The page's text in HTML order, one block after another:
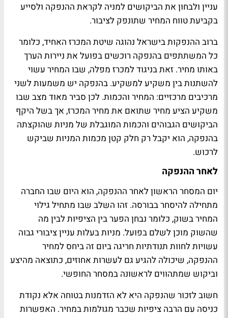
עניין ולבחון את הביקושים למניה לקראת ההנפקה ולסייע
בקביעת טווח המחיר שתונפק לציבור.
ברוב ההנפקות בישראל נהוגה שיטת המכרז האחיד, כלומר
כל המשתתפים בהנפקה רוכשים בפועל את ניירות הערך
באותו מחיר. זאת בניגוד למכרז מפלה, שבו המחיר עשוי
להשתנות בין משקיע למשקיע. בהנפקה יש משמעות לשני
מרכיבים מרכזיים: המחיר והכמות. לכן סביר מאוד מצב שבו
משקיע הציע מחיר שתואם את מחיר המכרז, אך בשל היקף
הביקושים הגבוהים והכמות המוגבלת של מניות שהוקצתה
בהנפקה, הוא יקבל רק חלק קטן מכמות המניות שביקש
לרכוש.
לאחר ההנפקה
יום המסחר הראשון לאחר ההנפקה, הוא היום שבו החברה
מתחילה להיסחר בבורסה. זהו השלב שבו מתחיל גילוי
המחיר בשוק, כלומר נבחן הפער בין הציפיות לבין מה
שהשוק מוכן לשלם בפועל. מניות בעלות עניין ציבורי גבוה
עשויות לחוות תנודתיות חריגה ביום זה ביחס למחיר
ההנפקה, שיכולה להגיע גם לעשרות אחוזים, כתוצאה מהיצע
וביקוש שמתהווים לראשונה במסחר החופשי.
חשוב לזכור שהנפקה היא לא הזדמנות בטוחה אלא נקודת
כניסה עם הרבה ציפיות שכבר מגולמות במחיר. האפשרות